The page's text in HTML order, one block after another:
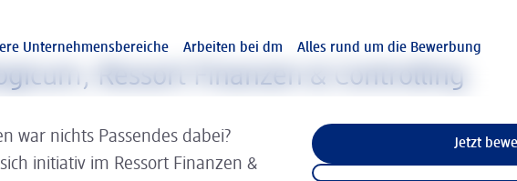
Unternehmensbereiche Arbeiten bei dm Alles rund um die Bewerbung
Ressort Finanzen & Controlling
war nichts Passendes dabei?
initiativ im Ressort Finanzen &
Jetzt